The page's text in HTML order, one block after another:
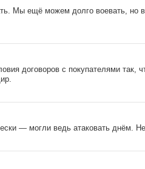
Мы ещё можем долго воевать, но
договоров с покупателями
— могли ведь атаковать днём.